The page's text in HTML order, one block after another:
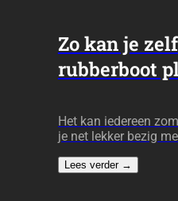
Zo kan je
rubberboot
Het kan iedereen
je net lekker bezig
Lees verder →